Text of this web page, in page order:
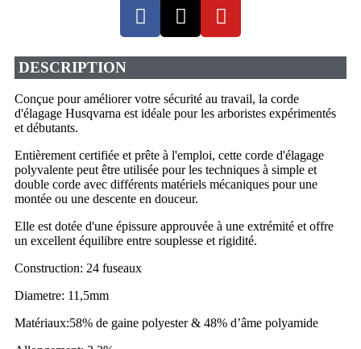
DESCRIPTION
Conçue pour améliorer votre sécurité au travail, la corde
d'élagage Husqvarna est idéale pour les arboristes expérimentés
et débutants.
Entièrement certifiée et prête à l'emploi, cette corde d'élagage
polyvalente peut être utilisée pour les techniques à simple et
double corde avec différents matériels mécaniques pour une
montée ou une descente en douceur.
Elle est dotée d'une épissure approuvée à une extrémité et offre
un excellent équilibre entre souplesse et rigidité.
Construction: 24 fuseaux
Diametre: 11,5mm
Matériaux:58% de gaine polyester & 48% d’âme polyamide